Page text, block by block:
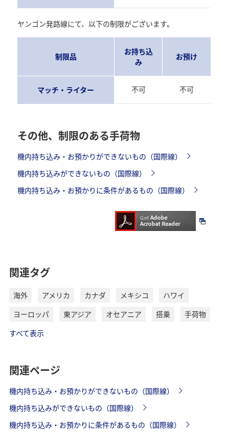
ヤンゴン発路線にて、以下の制限がございます。
制限品
お持ち込
み
お預け
マッチ・ライター 不可 不可
その他、制限のある手荷物
機内持ち込み・お預かりができないもの（国際線）
機内持ち込みができないもの（国際線）
機内持ち込み・お預かりに条件があるもの（国際線）
関連タグ
海外 アメリカ カナダ メキシコ
ハワイ
ヨーロッパ
東アジア オセアニア 搭乗
手荷物
すべて表示
関連ページ
機内持ち込み・お預かりができないもの（国際線）
機内持ち込みができないもの（国際線）
機内持ち込み・お預かりに条件があるもの（国際線）